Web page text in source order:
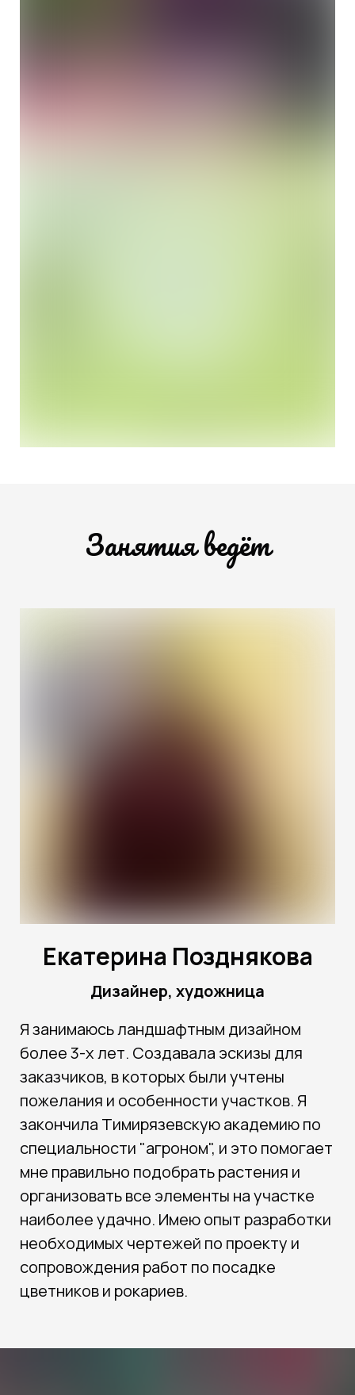
Занятия ведёт
Екатерина Позднякова
Дизайнер, художница
Я занимаюсь ландшафтным дизайном
более 3-х лет. Создавала эскизы для
заказчиков, в которых были учтены
пожелания и особенности участков. Я
закончила Тимирязевскую академию по
специальности "агроном", и это помогает
мне правильно подобрать растения и
организовать все элементы на участке
наиболее удачно. Имею опыт разработки
необходимых чертежей по проекту и
сопровождения работ по посадке
цветников и рокариев.